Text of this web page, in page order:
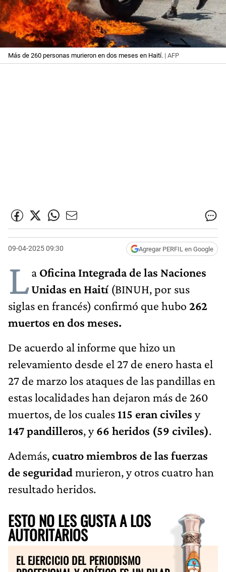
Más de 260 personas murieron en dos meses en Haití. | AFP
09-04-2025 09:30 Agregar PERFIL en Google
La Oficina Integrada de las Naciones
Unidas en Haití(BINUH, por sus
siglas en francés) confirmó que hubo 262
muertos en dos meses.
De acuerdo al informe que hizo un
relevamiento desde el 27 de enero hasta el
27 de marzo los ataques de las pandillas en
estas localidades han dejaron más de 260
muertos, de los cuales115 eran civiles y
147 pandilleros, y66 heridos (59 civiles).
Además,cuatro miembros de las fuerzas
de seguridadmurieron, y otros cuatro han
resultado heridos.
ESTO NO LES GUSTA A LOS
AUTORITARIOS
EL EJERCICIO DEL PERIODISMO